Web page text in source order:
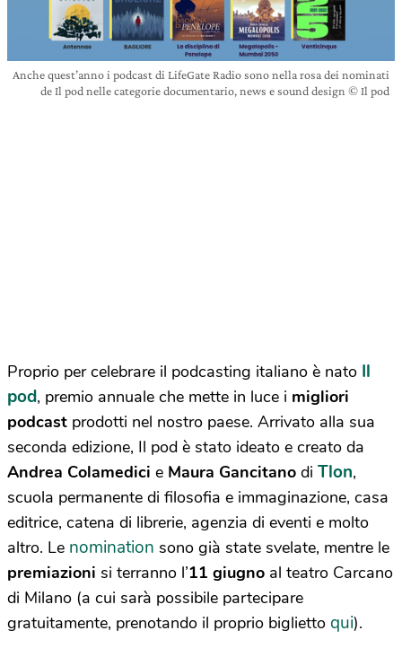
Anche quest’anno i podcast di LifeGate Radio sono nella rosa dei nominati
de Il pod nelle categorie documentario, news e sound design © Il pod
Proprio per celebrare il podcasting italiano è nato Il
pod, premio annuale che mette in luce i migliori
podcast prodotti nel nostro paese. Arrivato alla sua
seconda edizione, Il pod è stato ideato e creato da
Andrea Colamedici e Maura Gancitano di Tlon,
scuola permanente di filosofia e immaginazione, casa
editrice, catena di librerie, agenzia di eventi e molto
altro. Le nomination sono già state svelate, mentre le
premiazioni si terranno l’11 giugno al teatro Carcano
di Milano (a cui sarà possibile partecipare
gratuitamente, prenotando il proprio biglietto qui).